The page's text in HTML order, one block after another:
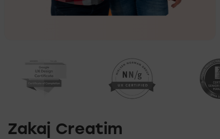
Naše nagrade
Zakaj Creatim